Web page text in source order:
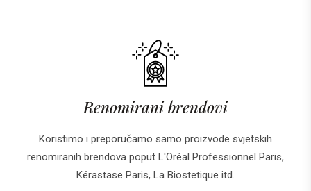
Renomirani brendovi
Koristimo i preporučamo samo proizvode svjetskih
renomiranih brendova poput L'Oréal Professionnel Paris,
Kérastase Paris, La Biostetique itd.